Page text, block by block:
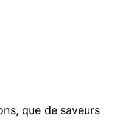
que de saveurs